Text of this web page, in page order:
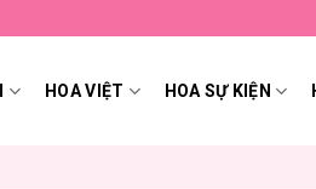
HOA VIỆT HOA SỰ KIỆN